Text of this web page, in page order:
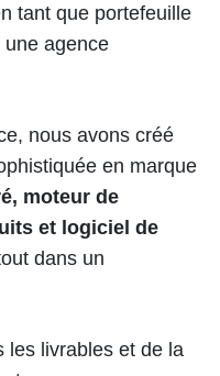
tant que portefeuille
agence
nous avons créé
en marque
moteur de
et logiciel de
dans un
les livrables et de la